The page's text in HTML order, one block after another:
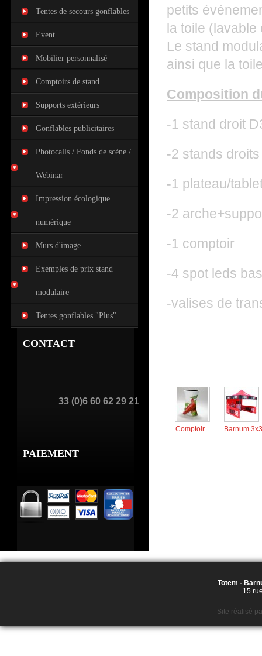
Tentes de secours gonflables
Event
Mobilier personnalisé
Comptoirs de stand
Supports extérieurs
Gonflables publicitaires
Photocalls / Fonds de scène /
Webinar
Impression écologique
numérique
Murs d'image
Exemples de prix stand
modulaire
Tentes gonflables "Plus"
CONTACT
33 (0)6 60 62 29 21
PAIEMENT
petits
la toile (lavable
Le stand
ainsi que la
Composition
-1 stand droit
-2 stands
-1 plateau/
-2
-1 comptoir
-4 spot leds
-valises de
Comptoir... Barnum
Totem -
15
Site réalisé